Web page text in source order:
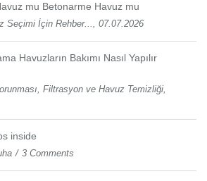
mu Betonarme Havuz mu
Seçimi İçin Rehber..., 07.07.2026
Havuzların Bakımı Nasıl Yapılır
Filtrasyon ve Havuz Temizliği,
inside
3 Comments